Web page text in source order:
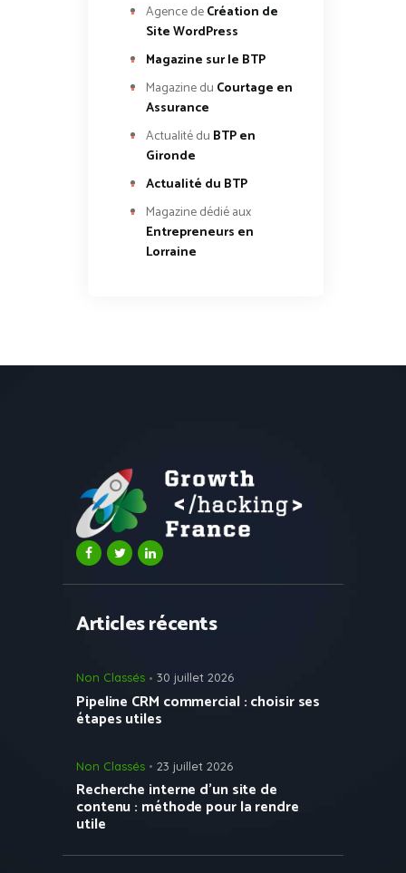
Agence deCréation de
Site WordPress
Magazine sur le BTP
Magazine du Courtage en
Assurance
Actualité du BTP en
Gironde
Actualité du BTP
Magazine dédié aux
Entrepreneurs en
Lorraine
Articles récents
Non Classés 30 juillet 2026
Pipeline CRM commercial : choisir ses
étapes utiles
Non Classés 23 juillet 2026
Recherche interne d’un site de
contenu : méthode pour la rendre
utile